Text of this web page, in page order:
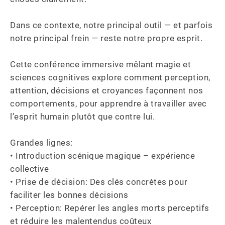
Dans ce contexte, notre principal outil — et parfois
notre principal frein — reste notre propre esprit.
Cette conférence immersive mêlant magie et
sciences cognitives explore comment perception,
attention, décisions et croyances façonnent nos
comportements, pour apprendre à travailler avec
l’esprit humain plutôt que contre lui.
Grandes lignes:
• Introduction scénique magique – expérience
collective
• Prise de décision: Des clés concrètes pour
faciliter les bonnes décisions
• Perception: Repérer les angles morts perceptifs
et réduire les malentendus coûteux